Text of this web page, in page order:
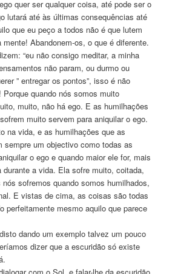
quer ser qualquer coisa, até pode ser o
lutará até às últimas consequências até
que eu peço a todos não é que lutem
Abandonem-os, o que é diferente.
“eu não consigo meditar, a minha
não param, ou durmo ou
” entregar os pontos”, isso é não
Porque quando nós somos muito
muito, não há ego. E as humilhações
muito servem para aniquilar o ego.
na vida, e as humilhações que as
sempre um objectivo como todas as
o ego e quando maior ele for, mais
durante a vida. Ela sofre muito, coitada,
sofremos quando somos humilhados,
E vistas de cima, as coisas são todas
perfeitamente mesmo aquilo que parece
dando um exemplo talvez um pouco
dizer que a escuridão só existe